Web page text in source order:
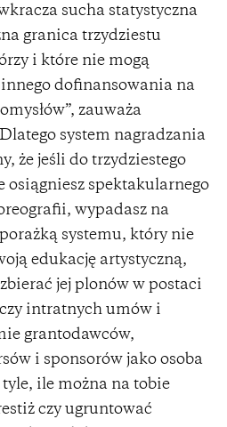
sucha statystyczna
granica trzydziestu
i które nie mogą
dofinansowania na
zauważa
system nagradzania
że jeśli do trzydziestego
osiągniesz spektakularnego
wypadasz na
systemu, który nie
edukację artystyczną,
jej plonów w postaci
intratnych umów i
grantodawców,
i sponsorów jako osoba
ile można na tobie
czy ugruntować